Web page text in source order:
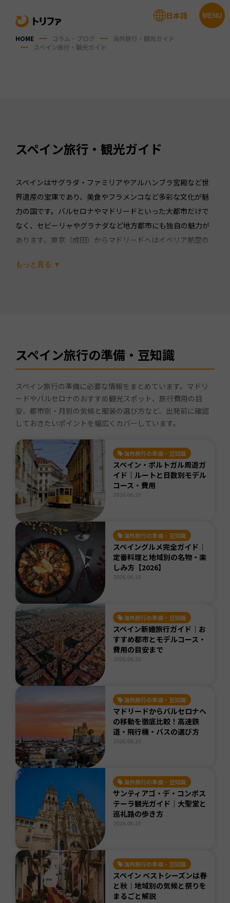
MENU
日本語
HOME コラム・ブログ
海外旅行・観光ガイド
スペイン旅行・観光ガイド
スペイン旅行・観光ガイド
スペインはサグラダ・ファミリアやアルハンブラ宮殿など世
界遺産の宝庫であり、美食やフラメンコなど多彩な文化が魅
力の国です。バルセロナやマドリードといった大都市だけで
なく、セビーリャやグラナダなど地方都市にも独自の魅力が
あります。東京（成田）からマドリードへはイベリア航空の
マータイム中はマイナス7時間）です。
必ず確認しておきましょう。スペインのコンセント事情
いてはプラグの形状や変圧器の要否を個別記事で解説してい
旅行費用の目安は1週間（5泊7日）で1人あたり約20〜30万円
程度です。航空券が最も大きな割合を占めるため、渡航時期
や予約タイミングで総額が大きく変わります。宿泊費はバル
セロナやマドリードの市内で1泊1万〜2万円が相場ですが、地
方都市ではより手頃な価格で滞在できます。スペイン旅行の
費用ガイドで内訳や節約のコツを詳しくまとめています。
このページでは、スペイン旅行に役立つ記事をカテゴリごと
に整理しています。都市別・月別の気候情報
の観光モデルコース、治安対策まで、気になるテーマから読
み進めてください。
もっと見る ▼
スペイン旅行の準備・豆知識
スペイン旅行の準備に必要な情報をまとめています。マドリ
ードやバルセロナのおすすめ観光スポット、旅行費用の目
安、都市別・月別の気候と服装の選び方など、出発前に確認
しておきたいポイントを幅広くカバーしています。
海外旅行の準備・豆知識
スペイン・ポルトガル周遊ガ
イド｜ルートと日数別モデル
コース・費用
海外旅行の準備・豆知識
スペイングルメ完全ガイド｜
定番料理と地域別の名物・楽
しみ方【2026】
海外旅行の準備・豆知識
スペイン新婚旅行ガイド｜お
すすめ都市とモデルコース・
費用の目安まで
海外旅行の準備・豆知識
マドリードからバルセロナへ
の移動を徹底比較！高速鉄
道・飛行機・バスの選び方
海外旅行の準備・豆知識
サンティアゴ・デ・コンポス
テーラ観光ガイド｜大聖堂と
巡礼路の歩き方
海外旅行の準備・豆知識
スペイン ベストシーズンは春
と秋｜地域別の気候と祭りを
まるごと解説